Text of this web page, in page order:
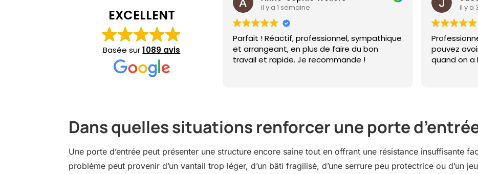
EXCELLENT
Basée sur1 089 avis
il y a 1 semaine
Parfait ! Réactif, professionnel, sympathique
et arrangeant, en plus de faire du bon
travail et rapide. Je recommande !
il y a
pouvez
quand on a
Dans quelles situations renforcer une porte
Une porte d’entrée peut présenter une structure encore saine tout en offrant une résistance insuffisante
problème peut provenir d’un vantail trop léger, d’un bâti fragilisé, d’une serrure peu protectrice ou d’un